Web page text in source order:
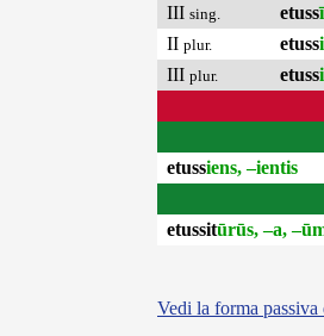
III sing. etuss
II plur. etuss
III plur. etuss
etussiens, –ientis
etussitūrūs, –a,
Vedi la forma passiva